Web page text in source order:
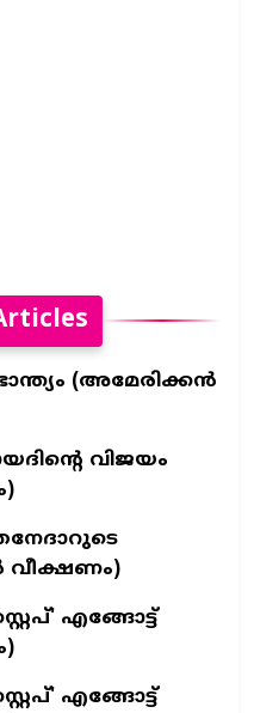
(അമേരിക്കൻ
വിജയം
വീക്ഷണം)
എങ്ങോട്ട്
എങ്ങോട്ട്